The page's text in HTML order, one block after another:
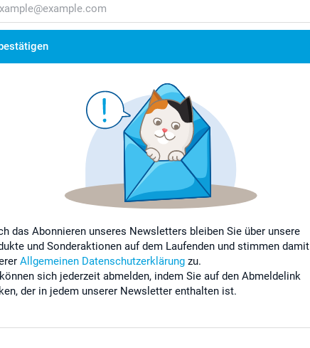
das Abonnieren unseres Newsletters bleiben Sie über unsere
und Sonderaktionen auf dem Laufenden und stimmen damit
Allgemeinen Datenschutzerklärung zu.
sich jederzeit abmelden, indem Sie auf den Abmeldelink
der in jedem unserer Newsletter enthalten ist.